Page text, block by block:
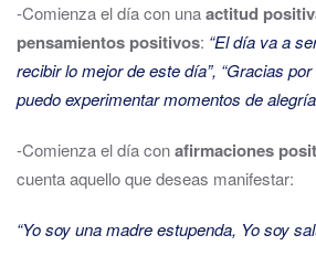
-Comienza el día con unaactitud
pensamientos positivos: “El día va a
recibir lo mejor de este día”, “Gracias
puedo experimentar momentos de
-Comienza el día conafirmaciones
cuenta aquello que deseas manifestar:
“Yo soy una madre estupenda, Yo soy